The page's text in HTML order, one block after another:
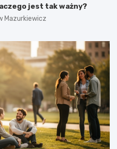
jest tak ważny?
Mazurkiewicz